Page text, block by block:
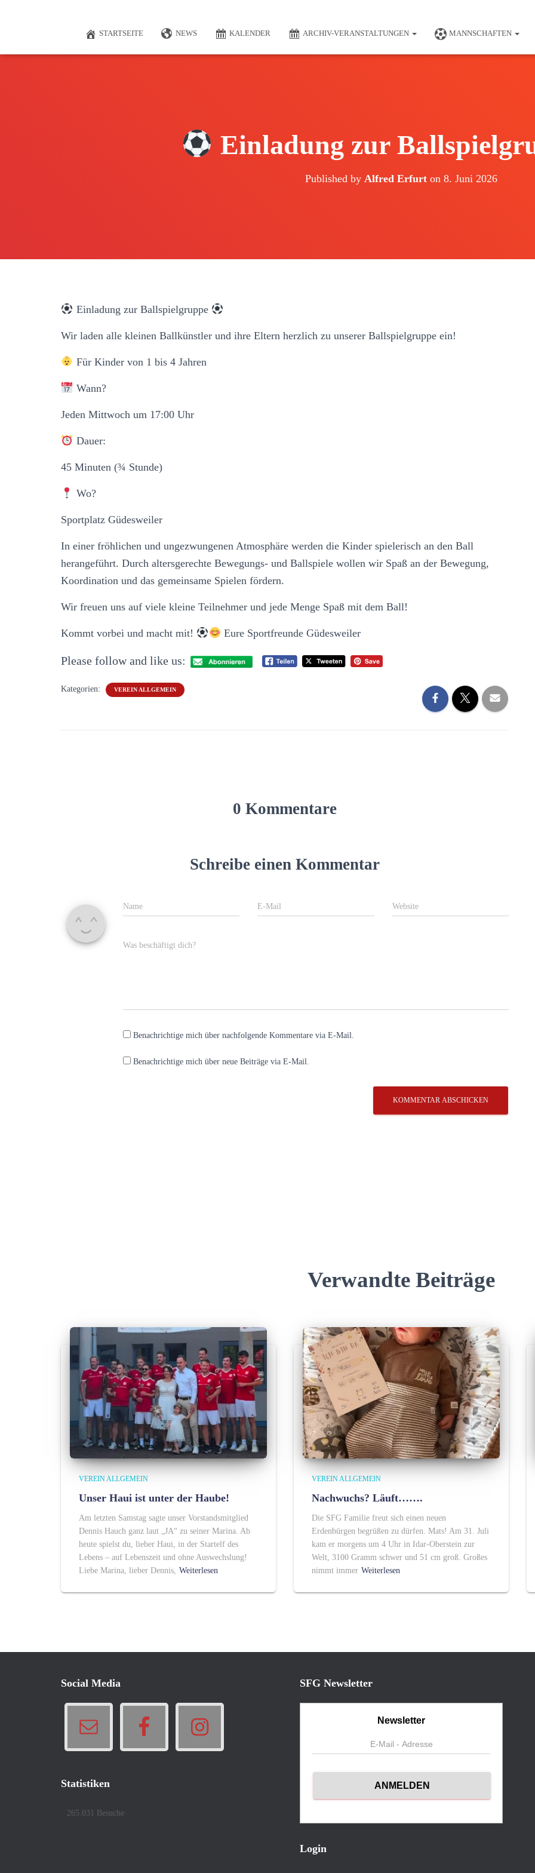
STARTSEITE NEWS KALENDER ARCHIV-VERANSTALTUNGEN MANNSCHAFTEN
Einladung zur
Published by Alfred Erfurt on 8. Juni 2026
Einladung zur Ballspielgruppe
Wir laden alle kleinen Ballkünstler und ihre Eltern herzlich zu unserer Ballspielgruppe ein!
Für Kinder von 1 bis 4 Jahren
Wann?
Jeden Mittwoch um 17:00 Uhr
Dauer:
45 Minuten (¾ Stunde)
Wo?
Sportplatz Güdesweiler
In einer fröhlichen und ungezwungenen Atmosphäre werden die Kinder spielerisch an den Ball
herangeführt. Durch altersgerechte Bewegungs- und Ballspiele wollen wir Spaß an der Bewegung,
Koordination und das gemeinsame Spielen fördern.
Wir freuen uns auf viele kleine Teilnehmer und jede Menge Spaß mit dem Ball!
Kommt vorbei und macht mit! Eure Sportfreunde Güdesweiler
Please follow and like us:
Kategorien: VEREIN ALLGEMEIN
0 Kommentare
Schreibe einen Kommentar
Name E-Mail Website
Was beschäftigt dich?
Benachrichtige mich über nachfolgende Kommentare via E-Mail.
Benachrichtige mich über neue Beiträge via E-Mail.
Verwandte Beiträge
VEREIN ALLGEMEIN
Unser Haui ist unter der Haube!
Am letzten Samstag sagte unser Vorstandsmitglied
Dennis Hauch ganz laut „JA“ zu seiner Marina. Ab
heute spielst du, lieber Haui, in der Startelf des
Lebens – auf Lebenszeit und ohne Auswechslung!
Liebe Marina, lieber Dennis, Weiterlesen
VEREIN ALLGEMEIN
Nachwuchs? Läuft…….
Die SFG Familie freut sich einen neuen
Erdenbürgen begrüßen zu dürfen. Mats! Am 31. Juli
kam er morgens um 4 Uhr in Idar-Oberstein zur
Welt, 3100 Gramm schwer und 51 cm groß. Großes
nimmt immer Weiterlesen
Social Media
Statistiken
265.031 Besuche
SFG Newsletter
Newsletter
Login